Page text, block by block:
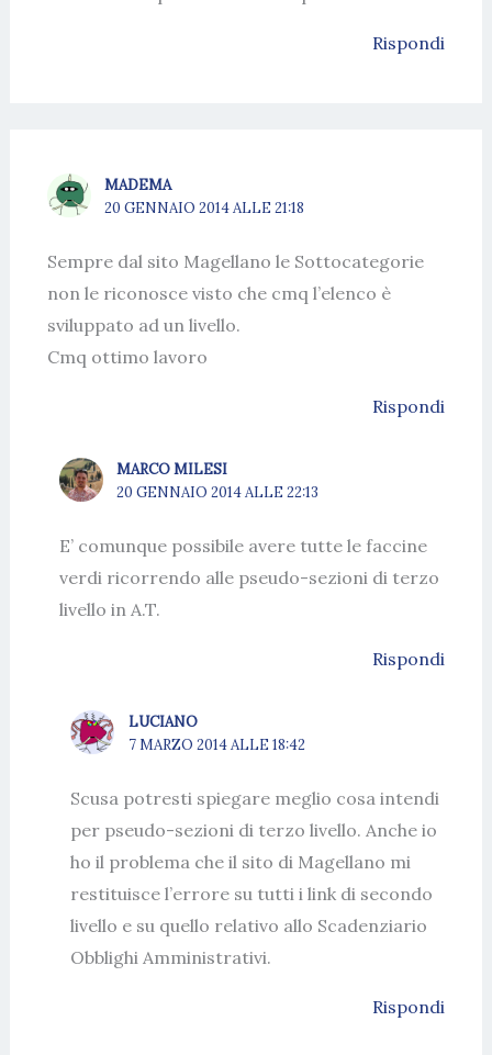
Rispondi
MADEMA
20 GENNAIO 2014 ALLE 21:18
Sempre dal sito Magellano le Sottocategorie
non le riconosce visto che cmq l’elenco è
sviluppato ad un livello.
Cmq ottimo lavoro
Rispondi
MARCO MILESI
20 GENNAIO 2014 ALLE 22:13
E’ comunque possibile avere tutte le faccine
verdi ricorrendo alle pseudo-sezioni di terzo
livello in A.T.
Rispondi
LUCIANO
7 MARZO 2014 ALLE 18:42
Scusa potresti spiegare meglio cosa intendi
per pseudo-sezioni di terzo livello. Anche io
ho il problema che il sito di Magellano mi
restituisce l’errore su tutti i link di secondo
livello e su quello relativo allo Scadenziario
Obblighi Amministrativi.
Rispondi